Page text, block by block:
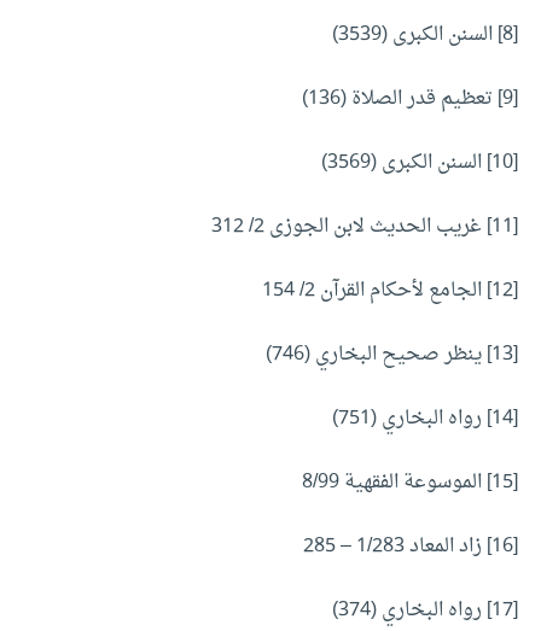
[8] السنن الكبرى (3539)
[9] تعظيم قدر الصلاة (136)
[10] السنن الكبرى (3569)
[11] غريب الحديث لابن الجوزى 2/ 312
[12] الجامع لأحكام القرآن 2/ 154
[13] ينظر صحيح البخاري (746)
[14] رواه البخاري (751)
[15] الموسوعة الفقهية 8/99
[16] زاد المعاد 1/283 – 285
[17] رواه البخاري (374)